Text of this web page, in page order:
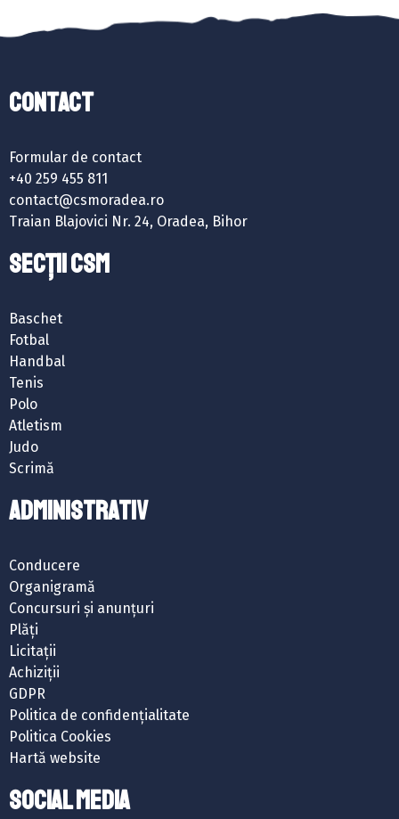
Contact
Formular de contact
+40 259 455 811
contact@csmoradea.ro
Traian Blajovici Nr. 24, Oradea, Bihor
SECȚII CSM
Baschet
Fotbal
Handbal
Tenis
Polo
Atletism
Judo
Scrimă
ADMINISTRATIV
Conducere
Organigramă
Concursuri și anunțuri
Plăți
Licitații
Achiziții
GDPR
Politica de confidențialitate
Politica Cookies
Hartă website
SOCIAL MEDIA